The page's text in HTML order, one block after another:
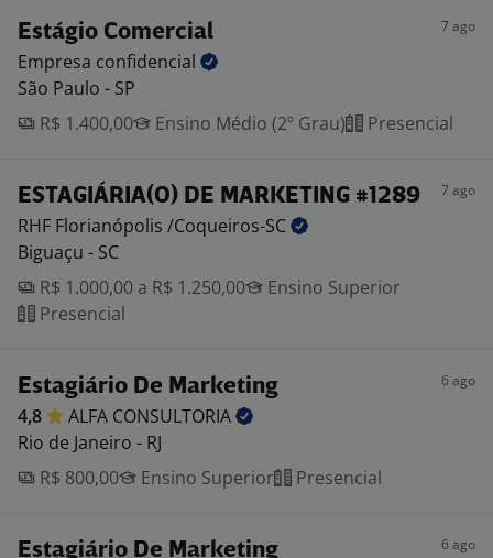
Estágio Comercial 7 ago
Empresa confidencial
São Paulo - SP
R$ 1.400,00
Ensino Médio (2º Grau) Presencial
ESTAGIÁRIA(O) DE MARKETING #1289 7 ago
RHF Florianópolis /Coqueiros-SC
Biguaçu - SC
R$ 1.000,00 a R$ 1.250,00
Ensino Superior
Presencial
Estagiário De Marketing 6 ago
4,8 ALFA CONSULTORIA
Rio de Janeiro - RJ
R$ 800,00
Ensino Superior Presencial
Estagiário De Marketing 6 ago